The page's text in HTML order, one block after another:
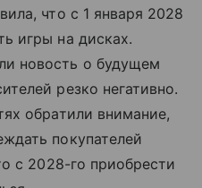
что с 1 января 2028
игры на дисках.
новость о будущем
резко негативно.
обратили внимание,
покупателей
с 2028-го приобрести